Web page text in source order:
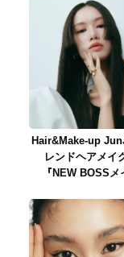
Hair&Make-up
レンドヘアメイ
『NEW BOSSメ